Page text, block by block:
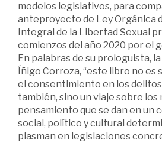
modelos legislativos, para
anteproyecto de Ley Orgánica
Integral de la Libertad Sexual
comienzos del año 2020 por el
En palabras de su prologuista,
Íñigo Corroza, “este libro no es
el consentimiento en los delitos
también, sino un viaje sobre los
pensamiento que se dan en un
social, político y cultural
plasman en legislaciones